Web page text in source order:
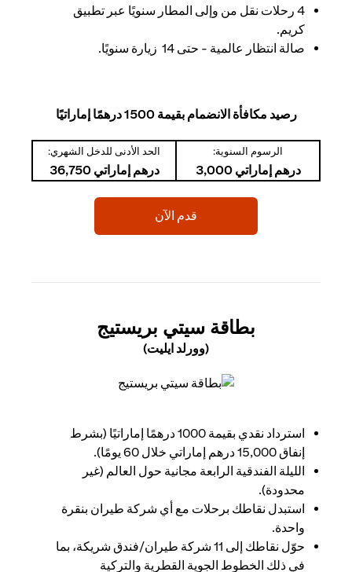
4 رحلات نقل من وإلى المطار سنويًا عبر تطبيق
كريم.
صالة انتظار عالمية - حتى 14 زيارة سنويًا.
رصيد مكافأة الانضمام بقيمة 1500 درهمًا إماراتيًا
الرسوم السنوية:
درهم إماراتي 3,000
الحد الأدنى للدخل الشهري:
درهم إماراتي 36,750
قدم الآن
بطاقة سيتي بريستيج
(وورلد ايليت)
استرداد نقدي بقيمة 1000 درهمًا إماراتيًا (بشرط
إنفاق 15,000 درهم إماراتي خلال 60 يومًا).
الليلة الفندقية الرابعة مجانية حول العالم (غير
محدودة).
استبدل نقاطك برحلات مع أي شركة طيران بنقرة
واحدة.
حوّل نقاطك إلى 11 شركة طيران/فندق شريكة، بما
في ذلك الخطوط الجوية القطرية والتركية